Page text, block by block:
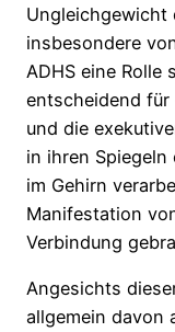
Ungleichgewicht
insbesondere
ADHS eine Rolle
entscheidend für
und die
in ihren
im Gehirn
Manifestation
Verbindung
Angesichts
allgemein davon